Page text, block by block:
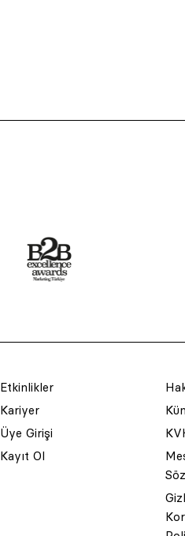
Etkinlikler
Kariyer
Üye Girişi
Kayıt Ol